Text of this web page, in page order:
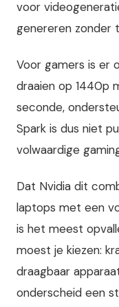
voor
genereren zonder
Voor gamers is er
draaien op 1440p
seconde,
Spark is dus niet
volwaardige
Dat Nvidia dit
laptops met een
is het meest
moest je kiezen:
draagbaar
onderscheid een